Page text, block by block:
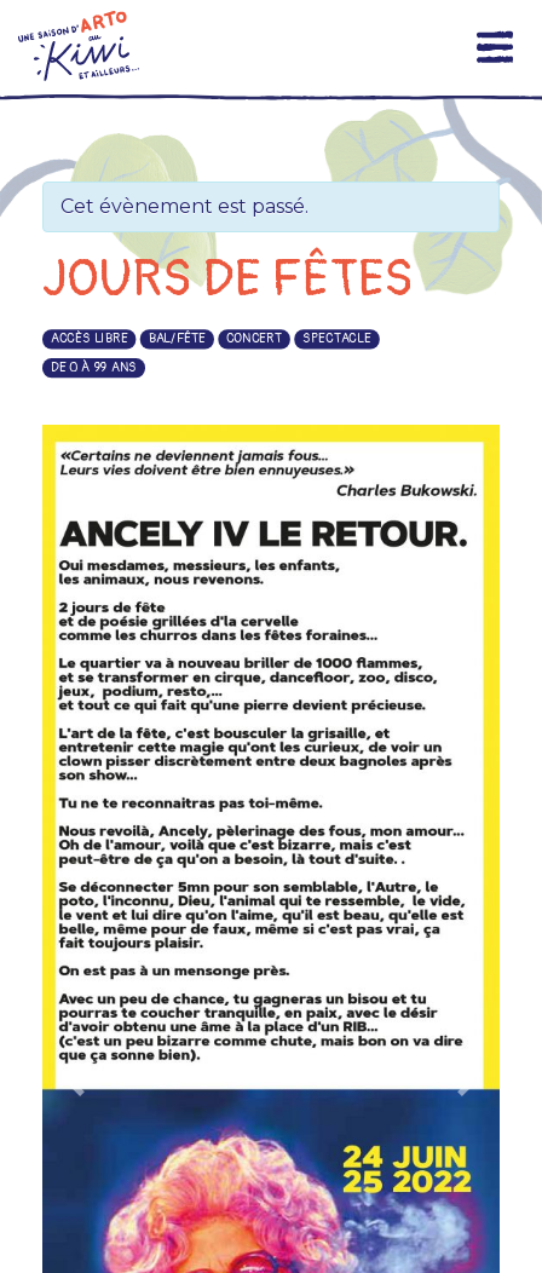
to
content
Cet évènement est passé.
JOURS DE FÊTES
ACCÈS LIBRE BAL/FÊTE CONCERT
SPECTACLE
DE 0 À 99 ANS
Précédent Suivant